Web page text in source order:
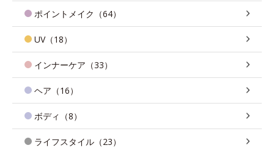
ポイントメイク（64）
UV（18）
インナーケア（33）
ヘア（16）
ボディ（8）
ライフスタイル（23）